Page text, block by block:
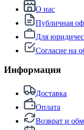
О нас
Публичная
Для
Согласие на
Информация
Доставка
Оплата
Возврат и